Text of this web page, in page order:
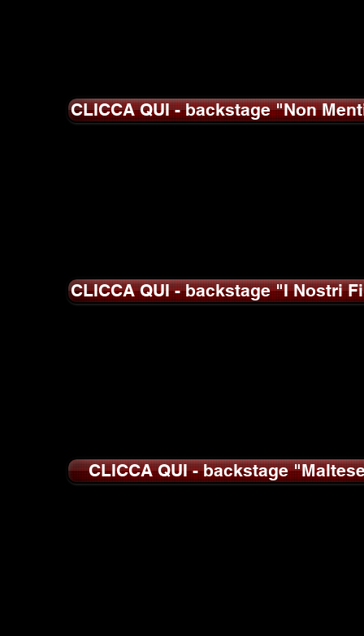
CLICCA QUI - backstage "Non
CLICCA QUI - backstage "I Nostri
CLICCA QUI - backstage